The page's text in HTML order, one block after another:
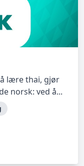
lære thai, gjør
norsk: ved å...